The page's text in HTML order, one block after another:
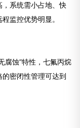
系统需小占地、快
监控优势明显。
腐蚀”特性，七氟丙烷
密闭性管理可达到